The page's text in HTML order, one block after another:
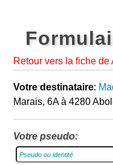
Retour vers la fiche de
Votre destinataire:
Marais, 6A à 4280
Votre pseudo: